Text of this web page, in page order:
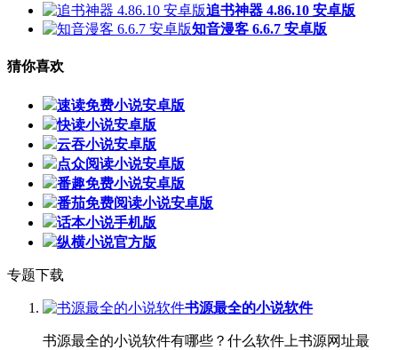
追书神器 4.86.10 安卓版
知音漫客 6.6.7 安卓版
猜你喜欢
速读免费小说安卓版
快读小说安卓版
云吞小说安卓版
点众阅读小说安卓版
番趣免费小说安卓版
番茄免费阅读小说安卓版
话本小说手机版
纵横小说官方版
专题下载
书源最全的小说软件
书源最全的小说软件有哪些？什么软件上书源网址最